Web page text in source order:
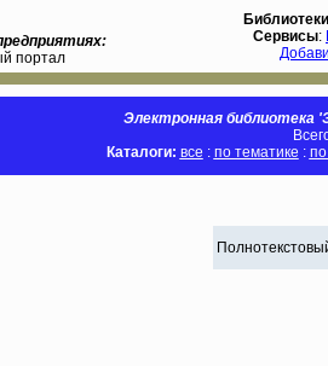
портал
Библиотеки
Сервисы:
Электронная библиотека
Каталоги: все : по тематике :